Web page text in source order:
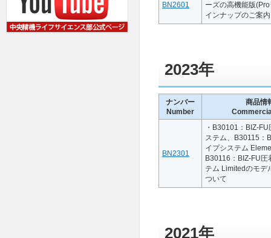
BN2601
ーズの高機能版
インナップのご案
2023年
ナンバー
Number
商品情
BN2301
・B30101：BIZ-
ステム、B30115：
イプシステム
B30116：BIZ-FU圧
テム Limitedのモデ
ついて
2021年